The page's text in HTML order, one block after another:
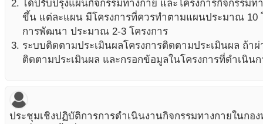
ได้ปรับปรุงแผนกิจกรรมทางกาย และโครงการกิจกรรม
ขึ้น แต่ละแผน มีโครงการที่ควรทำตามแผนประมาณ 10
การพัฒนา ประมาณ 2-3 โครงการ
ระบบติดตามประเมินผลโครงการติดตามประเมินผล ถ้า
ติดตามประเมินผล และกรอกข้อมูลในโครงการที่ดำเนินก
ประชุมเชิงปฏิบัติการการดำเนินงานกิจกรรมทางกายในก